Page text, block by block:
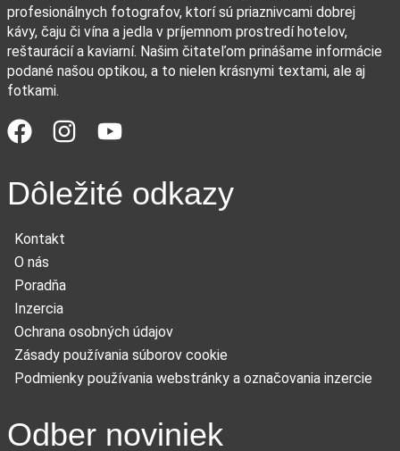
profesionálnych fotografov, ktorí sú priaznivcami dobrej
kávy, čaju či vína a jedla v príjemnom prostredí hotelov,
reštaurácií a kaviarní. Našim čitateľom prinášame informácie
podané našou optikou, a to nielen krásnymi textami, ale aj
fotkami.
Dôležité odkazy
Kontakt
O nás
Poradňa
Inzercia
Ochrana osobných údajov
Zásady používania súborov cookie
Podmienky používania webstránky a označovania inzercie
Odber noviniek